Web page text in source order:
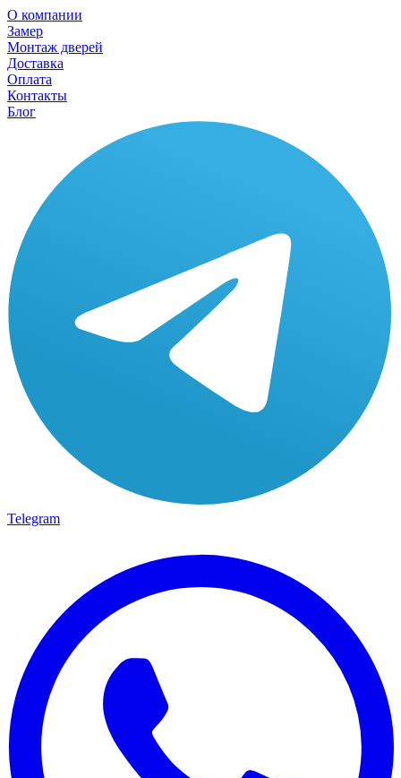
О компании
Замер
Монтаж дверей
Доставка
Оплата
Контакты
Блог
Telegram